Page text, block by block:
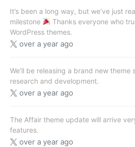
It’s been a long way, but we’ve just
milestone
Thanks everyone who
WordPress themes.
over a year ago
We’ll be releasing a brand new
research and development.
over a year ago
The Affair theme update will arrive
features.
over a year ago